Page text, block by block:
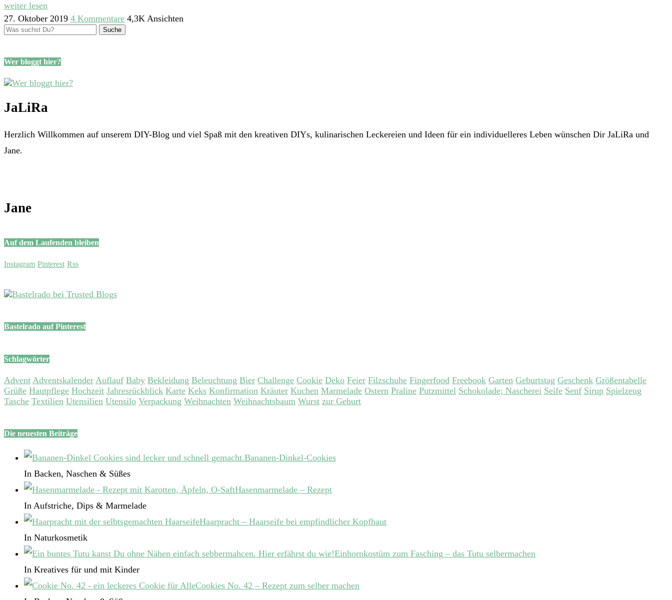
weiter lesen
27. Oktober 2019 4 Kommentare 4,3K Ansichten
Wer bloggt hier?
JaLiRa
Herzlich Willkommen auf unserem DIY-Blog und viel Spaß mit den kreativen DIYs, kulinarischen Leckereien und Ideen für ein individuelleres Leben wünschen Dir JaLiRa und
Jane.
Jane
Auf dem Laufenden bleiben
Instagram Pinterest Rss
Bastelrado auf Pinterest
Schlagwörter
Advent Adventskalender Auflauf Baby Bekleidung Beleuchtung Bier Challenge Cookie Deko Feier Filzschuhe Fingerfood Freebook Garten Geburtstag Geschenk Größentabelle
Grüße Hautpflege Hochzeit Jahresrückblick Karte Keks Konfirmation Kräuter Kuchen Marmelade Ostern Praline Putzmittel Schokolade; Nascherei Seife Senf Sirup Spielzeug
Tasche Textilien Utensilien Utensilo Verpackung Weihnachten Weihnachtsbaum Wurst zur Geburt
Die neuesten Beiträge
Bananen-Dinkel-Cookies
In Backen, Naschen & Süßes
Hasenmarmelade – Rezept
In Aufstriche, Dips & Marmelade
Haarpracht – Haarseife bei empfindlicher Kopfhaut
In Naturkosmetik
Einhornkostüm zum Fasching – das Tutu selbermachen
In Kreatives für und mit Kinder
Cookies No. 42 – Rezept zum selber machen